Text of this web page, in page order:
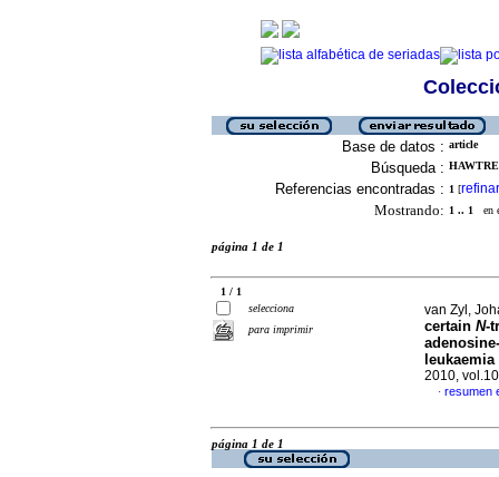
Base de datos : article
Búsqueda :
Referencias encontradas : 1 [refinar
Mostrando: 1 .. 1 en
página 1 de 1
1 / 1
selecciona
para imprimir
van Zyl,
certain N-
2010,
· resumen
página 1 de 1